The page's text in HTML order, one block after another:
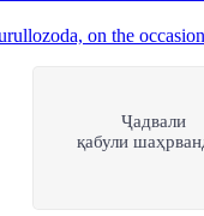
on the
Ҷадвали
қабули